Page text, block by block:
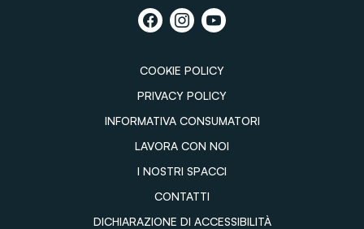
COOKIE POLICY
PRIVACY POLICY
INFORMATIVA CONSUMATORI
LAVORA CON NOI
I NOSTRI SPACCI
CONTATTI
DICHIARAZIONE DI ACCESSIBILITÀ